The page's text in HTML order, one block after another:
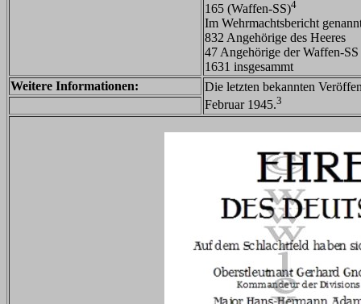
165 (Waffen-SS)4
Im Wehrmachtsbericht
832 Angehörige des Heeres
47 Angehörige der Waffen-SS
1631 insgesammt
Weitere Informationen:
Die letzten bekannten
Februar 1945.3